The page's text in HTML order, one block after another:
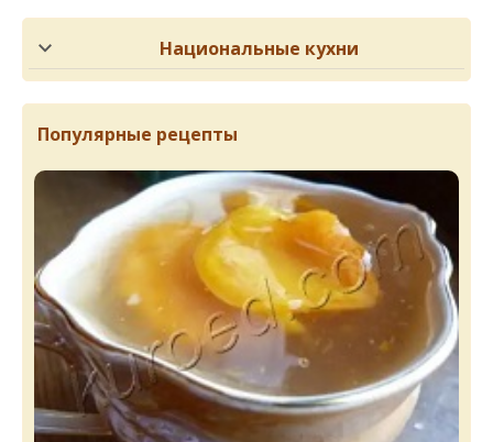
Национальные кухни
Популярные рецепты